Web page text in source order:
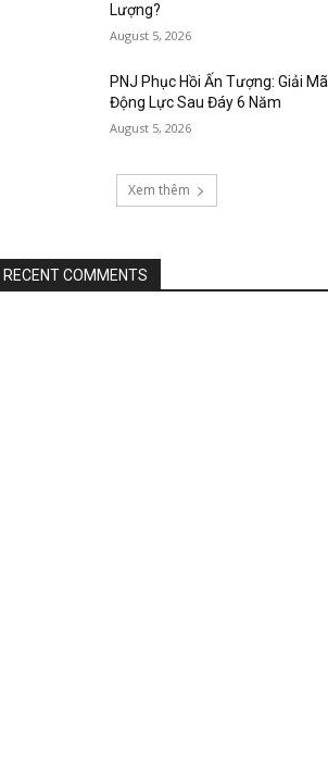
Lượng?
August 5, 2026
PNJ Phục Hồi Ấn Tượng: Giải Mã
Động Lực Sau Đáy 6 Năm
August 5, 2026
Xem thêm
RECENT COMMENTS